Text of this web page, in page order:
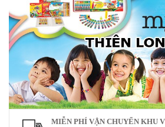
MIỄN PHÍ VẬN CHUYỂN KHU